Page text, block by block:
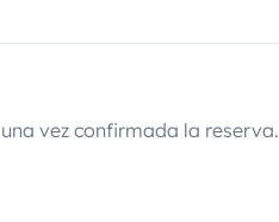
vez confirmada la reserva.